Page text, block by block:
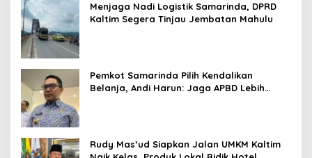
Menjaga Nadi Logistik Samarinda, DPRD
Kaltim Segera Tinjau Jembatan Mahulu
Pemkot Samarinda Pilih Kendalikan
Belanja, Andi Harun: Jaga APBD Lebih
Rudy Mas’ud Siapkan Jalan UMKM Kaltim